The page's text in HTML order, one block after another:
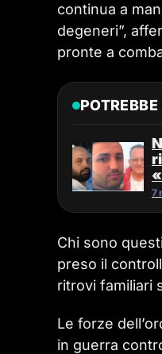
continua a
degeneri”,
pronte a
7
Chi sono
preso il
ritrovi familiari
Le forze
in guerra